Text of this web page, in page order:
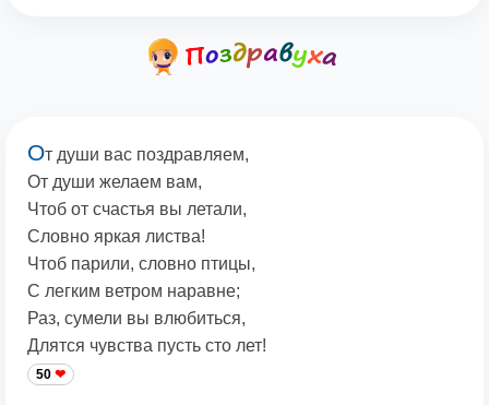
От души вас поздравляем,
От души желаем вам,
Чтоб от счастья вы летали,
Словно яркая листва!
Чтоб парили, словно птицы,
С легким ветром наравне;
Раз, сумели вы влюбиться,
Длятся чувства пусть сто лет!
50